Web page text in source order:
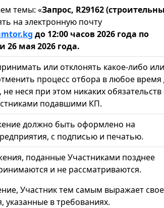
темы: «Запрос, R29162
на электронную почту
.kg до 12:00 часов 2026 года по
мая 2026 года.
или отклонять какое-либо
процесс отбора в любое время
неся при этом никаких
подавшими КП.
должно быть оформлено на
с подписью и печатью.
поданные Участниками позднее
и не рассматриваются.
Участник тем самым выражает свое
указанные в требованиях.